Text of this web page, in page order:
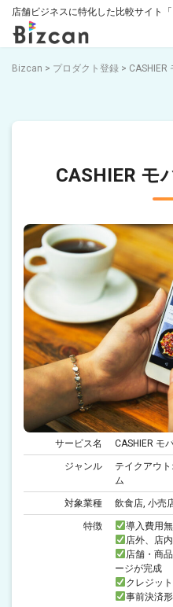
店舗ビジネスに特化した比較サイト「
Bizcan > プロダクト登録 > CASHIER
CASHIER モ
サービス名 CASHIER モ
ジャンル
テイクアウ
ム
対象業種 飲食店, 小売
特徴
導入費用
店外、店
店舗・商
ージが完成
クレジッ
事前決済